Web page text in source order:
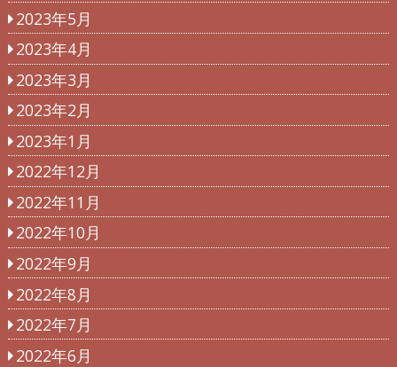
2023年5月
2023年4月
2023年3月
2023年2月
2023年1月
2022年12月
2022年11月
2022年10月
2022年9月
2022年8月
2022年7月
2022年6月